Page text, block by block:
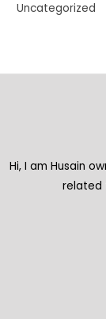
Uncategorized
Hi, I am Husain
related